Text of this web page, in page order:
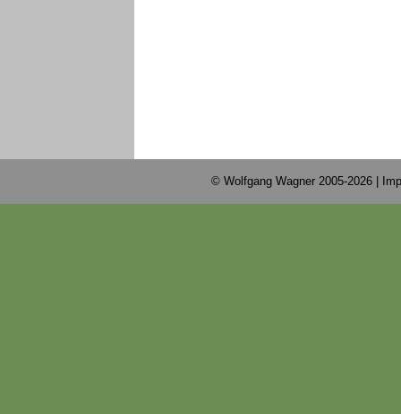
© Wolfgang Wagner 2005-2026 |